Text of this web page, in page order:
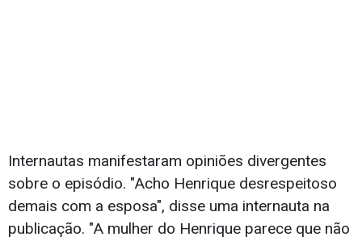
Internautas manifestaram opiniões divergentes
sobre o episódio. "Acho Henrique desrespeitoso
demais com a esposa", disse uma internauta na
publicação. "A mulher do Henrique parece que não